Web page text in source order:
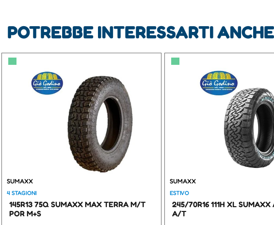
POTREBBE INTERESSARTI ANCHE
▀
SUMAXX
4 STAGIONI
145R13 75Q SUMAXX MAX TERRA M/T
POR M+S
▀
SUMAXX
ESTIVO
245/70R16 111H XL
A/T